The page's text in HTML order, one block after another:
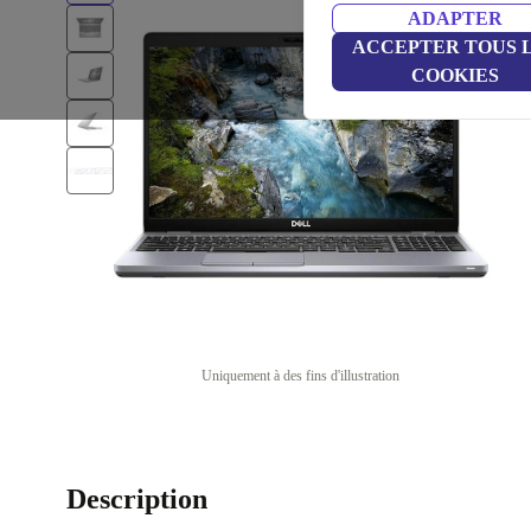
ADAPTER
ACCEPTER TOUS
COOKIES
Uniquement à des fins d'illustration
Description